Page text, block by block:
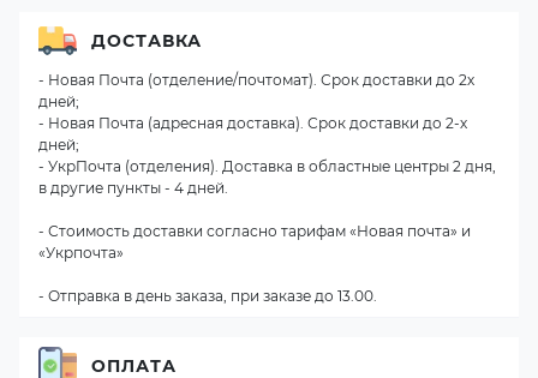
ДОСТАВКА
- Новая Почта (отделение/почтомат). Срок доставки до 2х
дней;
- Новая Почта (адресная доставка). Срок доставки до 2-х
дней;
- УкрПочта (отделения). Доставка в областные центры 2 дня,
в другие пункты - 4 дней.
- Стоимость доставки согласно тарифам «Новая почта» и
«Укрпочта»
- Отправка в день заказа, при заказе до 13.00.
ОПЛАТА